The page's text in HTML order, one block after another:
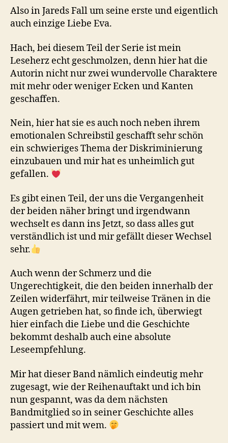
Also in Jareds Fall um seine erste und eigentlich
auch einzige Liebe Eva.
Hach, bei diesem Teil der Serie ist mein
Leseherz echt geschmolzen, denn hier hat die
Autorin nicht nur zwei wundervolle Charaktere
mit mehr oder weniger Ecken und Kanten
geschaffen.
Nein, hier hat sie es auch noch neben ihrem
emotionalen Schreibstil geschafft sehr schön
ein schwieriges Thema der Diskriminierung
einzubauen und mir hat es unheimlich gut
gefallen.
Es gibt einen Teil, der uns die Vergangenheit
der beiden näher bringt und irgendwann
wechselt es dann ins Jetzt, so dass alles gut
verständlich ist und mir gefällt dieser Wechsel
sehr.
Auch wenn der Schmerz und die
Ungerechtigkeit, die den beiden innerhalb der
Zeilen widerfährt, mir teilweise Tränen in die
Augen getrieben hat, so finde ich, überwiegt
hier einfach die Liebe und die Geschichte
bekommt deshalb auch eine absolute
Leseempfehlung.
Mir hat dieser Band nämlich eindeutig mehr
zugesagt, wie der Reihenauftakt und ich bin
nun gespannt, was da dem nächsten
Bandmitglied so in seiner Geschichte alles
passiert und mit wem.